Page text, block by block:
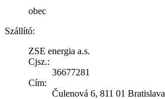
obec
Szállító:
ZSE energia a.s.
Cjsz.:
36677281
Cím:
Čulenová 6, 811 01 Bratislava